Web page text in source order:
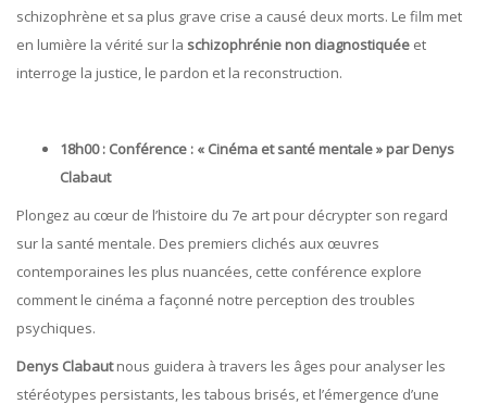
schizophrène et sa plus grave crise a causé deux morts. Le film met
en lumière la vérité sur la schizophrénie non diagnostiquée et
interroge la justice, le pardon et la reconstruction.
18h00 : Conférence : « Cinéma et santé mentale » par Denys
Clabaut
Plongez au cœur de l’histoire du 7e art pour décrypter son regard
sur la santé mentale. Des premiers clichés aux œuvres
contemporaines les plus nuancées, cette conférence explore
comment le cinéma a façonné notre perception des troubles
psychiques.
Denys Clabautnous guidera à travers les âges pour analyser les
stéréotypes persistants, les tabous brisés, et l’émergence d’une